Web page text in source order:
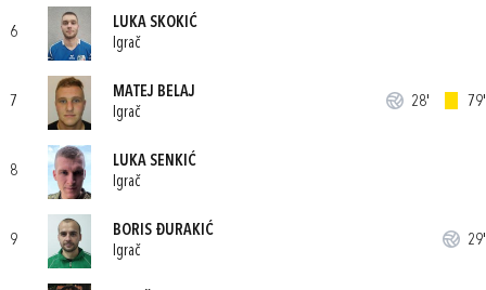
6
LUKA SKOKIĆ
Igrač
7
MATEJ BELAJ
Igrač
28' 79'
8
LUKA SENKIĆ
Igrač
9
BORIS ĐURAKIĆ
Igrač
29'